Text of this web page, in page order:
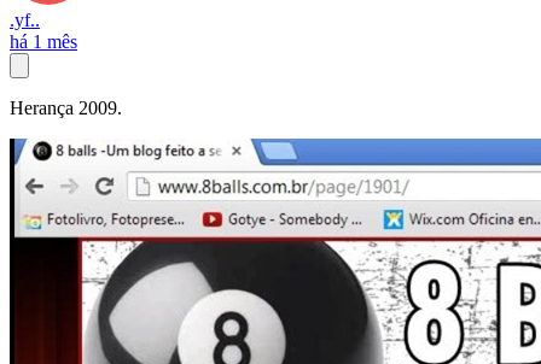
.yf..
há 1 mês
Herança 2009.